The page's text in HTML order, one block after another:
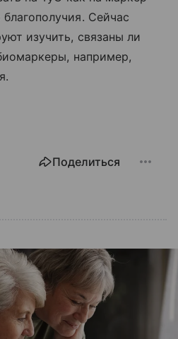
Сейчас
изучить, связаны ли
например,
Поделиться